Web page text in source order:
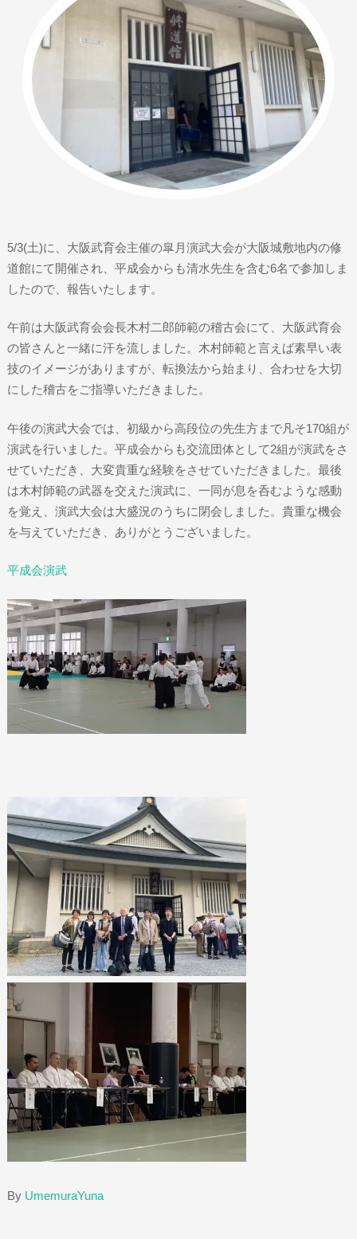
5/3(土)に、大阪武育会主催の皐月演武大会が大阪城敷地内の修
道館にて開催され、平成会からも清水先生を含む6名で参加しま
したので、報告いたします。
午前は大阪武育会会長木村二郎師範の稽古会にて、大阪武育会
の皆さんと一緒に汗を流しました。木村師範と言えば素早い表
技のイメージがありますが、転換法から始まり、合わせを大切
にした稽古をご指導いただきました。
午後の演武大会では、初級から高段位の先生方まで凡そ170組が
演武を行いました。平成会からも交流団体として2組が演武をさ
せていただき、大変貴重な経験をさせていただきました。最後
は木村師範の武器を交えた演武に、一同が息を呑むような感動
を覚え、演武大会は大盛況のうちに閉会しました。貴重な機会
を与えていただき、ありがとうございました。
平成会演武
By UmemuraYuna